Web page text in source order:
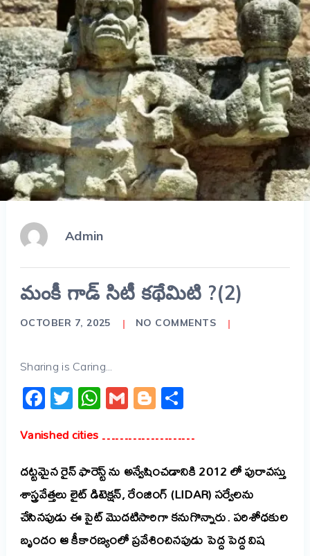
Admin
మంకీ గాడ్ సిటీ కథేమిటి ?(2)
OCTOBER 7, 2025 NO COMMENTS
Sharing is Caring...
Facebook
Twitter
WhatsApp
GmailBlogger
Share
Vanished cities …………………
దట్టమైన రైన్ ఫారెస్ట్ ను అన్వేషించడానికి 2012 లో పురావస్తు
శాస్త్రవేత్తలు లైట్ డిటెక్షన్, రేంజింగ్ (LIDAR) సర్వేలను
చేసినపుడు ఈ సైట్ మొదటిసారిగా కనుగొన్నారు. పరిశోధకుల
బృందం ఆ కీకారణ్యంలో ప్రవేశించినపుడు పెద్ద పెద్ద విష